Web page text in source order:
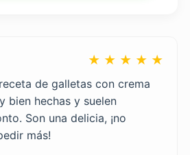
★ ★ ★ ★ ★
de galletas con crema
bien hechas y suelen
Son una delicia, ¡no
más!